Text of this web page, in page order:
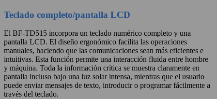
Teclado completo/pantalla LCD
El BF-TD515 incorpora un teclado numérico completo y una
pantalla LCD. El diseño ergonómico facilita las operaciones
manuales, haciendo que las comunicaciones sean más eficientes e
intuitivas. Esta función permite una interacción fluida entre hombre
y máquina. Toda la información crítica se muestra claramente en
pantalla incluso bajo una luz solar intensa, mientras que el usuario
puede enviar mensajes de texto, introducir o programar fácilmente a
través del teclado.